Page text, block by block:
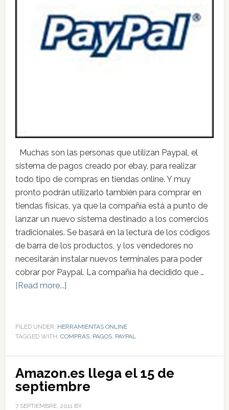
Muchas son las personas que utilizan Paypal, el
sistema de pagos creado por ebay, para realizar
todo tipo de compras en tiendas online. Y muy
pronto podrán utilizarlo también para comprar en
tiendas físicas, ya que la compañía está a punto de
lanzar un nuevo sistema destinado a los comercios
tradicionales. Se basará en la lectura de los códigos
de barra de los productos, y los vendedores no
necesitarán instalar nuevos terminales para poder
cobrar por Paypal. La compañía ha decidido que …
[Read more...]
FILED UNDER: HERRAMIENTAS ONLINE
TAGGED WITH: COMPRAS, PAGOS, PAYPAL
Amazon.es llega el 15 de
septiembre
7 SEPTIEMBRE, 2011 BY